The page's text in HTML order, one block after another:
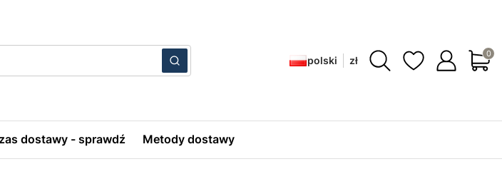
WyczyśćSzukaj polski zł
dostawy - sprawdź Metody dostawy